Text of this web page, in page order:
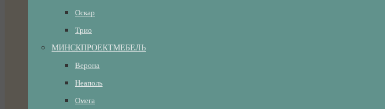
Оскар
Трио
МИНСКПРОЕКТМЕБЕЛЬ
Верона
Неаполь
Омега